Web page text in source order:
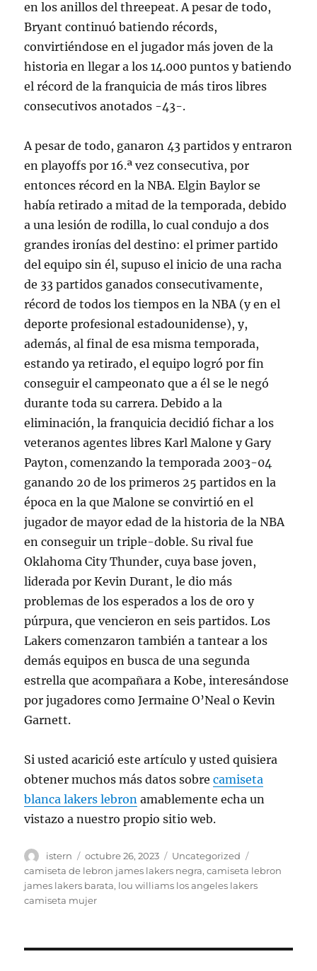
en los anillos del threepeat. A pesar de todo,
Bryant continuó batiendo récords,
convirtiéndose en el jugador más joven de la
historia en llegar a los 14.000 puntos y batiendo
el récord de la franquicia de más tiros libres
consecutivos anotados -43-.
A pesar de todo, ganaron 43 partidos y entraron
en playoffs por 16.ª vez consecutiva, por
entonces récord en la NBA. Elgin Baylor se
había retirado a mitad de la temporada, debido
a una lesión de rodilla, lo cual condujo a dos
grandes ironías del destino: el primer partido
del equipo sin él, supuso el inicio de una racha
de 33 partidos ganados consecutivamente,
récord de todos los tiempos en la NBA (y en el
deporte profesional estadounidense), y,
además, al final de esa misma temporada,
estando ya retirado, el equipo logró por fin
conseguir el campeonato que a él se le negó
durante toda su carrera. Debido a la
eliminación, la franquicia decidió fichar a los
veteranos agentes libres Karl Malone y Gary
Payton, comenzando la temporada 2003-04
ganando 20 de los primeros 25 partidos en la
época en la que Malone se convirtió en el
jugador de mayor edad de la historia de la NBA
en conseguir un triple-doble. Su rival fue
Oklahoma City Thunder, cuya base joven,
liderada por Kevin Durant, le dio más
problemas de los esperados a los de oro y
púrpura, que vencieron en seis partidos. Los
Lakers comenzaron también a tantear a los
demás equipos en busca de una segunda
estrella que acompañara a Kobe, interesándose
por jugadores como Jermaine O’Neal o Kevin
Garnett.
Si usted acarició este artículo y usted quisiera
obtener muchos más datos sobrecamiseta
blanca lakers lebron amablemente echa un
vistazo a nuestro propio sitio web.
Autor
istern
Publicado
el
octubre 26, 2023 Categorías
Uncategorized
camiseta de lebron james lakers negra,camiseta lebron
james lakers barata, lou williams los angeles lakers
camiseta mujer